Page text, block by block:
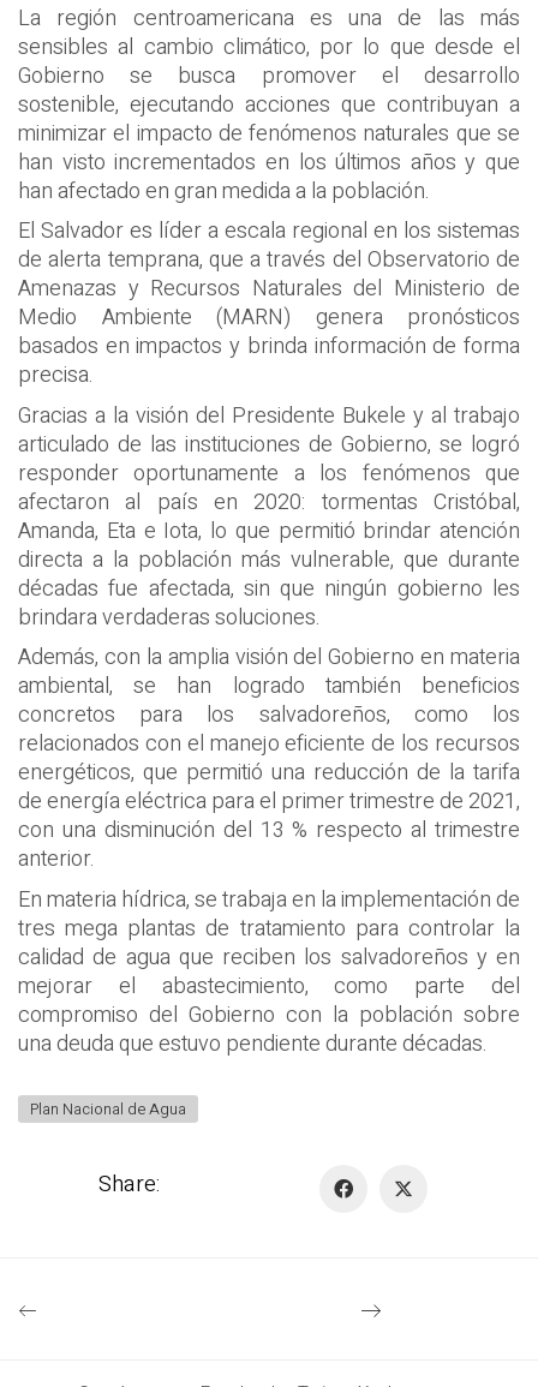
La región centroamericana es una de las más
sensibles al cambio climático, por lo que desde el
Gobierno se busca promover el desarrollo
sostenible, ejecutando acciones que contribuyan a
minimizar el impacto de fenómenos naturales que se
han visto incrementados en los últimos años y que
han afectado en gran medida a la población.
El Salvador es líder a escala regional en los sistemas
de alerta temprana, que a través del Observatorio de
Amenazas y Recursos Naturales del Ministerio de
Medio Ambiente (MARN) genera pronósticos
basados en impactos y brinda información de forma
precisa.
Gracias a la visión del Presidente Bukele y al trabajo
articulado de las instituciones de Gobierno, se logró
responder oportunamente a los fenómenos que
afectaron al país en 2020: tormentas Cristóbal,
Amanda, Eta e Iota, lo que permitió brindar atención
directa a la población más vulnerable, que durante
décadas fue afectada, sin que ningún gobierno les
brindara verdaderas soluciones.
Además, con la amplia visión del Gobierno en materia
ambiental, se han logrado también beneficios
concretos para los salvadoreños, como los
relacionados con el manejo eficiente de los recursos
energéticos, que permitió una reducción de la tarifa
de energía eléctrica para el primer trimestre de 2021,
con una disminución del 13 % respecto al trimestre
anterior.
En materia hídrica, se trabaja en la implementación de
tres mega plantas de tratamiento para controlar la
calidad de agua que reciben los salvadoreños y en
mejorar el abastecimiento, como parte del
compromiso del Gobierno con la población sobre
una deuda que estuvo pendiente durante décadas.
Plan Nacional de Agua
Share: